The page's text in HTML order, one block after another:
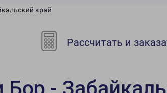
край
Рассчитать и